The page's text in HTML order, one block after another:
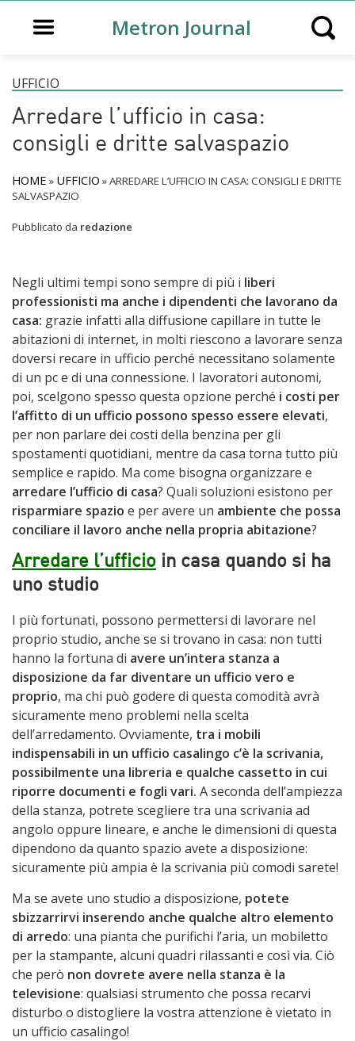
Open main menuMetron Journal Open
UFFICIO
Arredare l’ufficio in casa:
consigli e dritte salvaspazio
HOME » UFFICIO »ARREDARE L’UFFICIO IN CASA: CONSIGLI E DRITTE
SALVASPAZIO
Pubblicato da redazione
Negli ultimi tempi sono sempre di più i liberi
professionisti ma anche i dipendenti che lavorano da
casa: grazie infatti alla diffusione capillare in tutte le
abitazioni di internet, in molti riescono a lavorare senza
doversi recare in ufficio perché necessitano solamente
di un pc e di una connessione. I lavoratori autonomi,
poi, scelgono spesso questa opzione perché i costi per
l’affitto di un ufficio possono spesso essere elevati,
per non parlare dei costi della benzina per gli
spostamenti quotidiani, mentre da casa torna tutto più
semplice e rapido. Ma come bisogna organizzare e
arredare l’ufficio di casa? Quali soluzioni esistono per
risparmiare spazio e per avere un ambiente che possa
conciliare il lavoro anche nella propria abitazione?
Arredare l’ufficio in casa quando si ha
uno studio
I più fortunati, possono permettersi di lavorare nel
proprio studio, anche se si trovano in casa: non tutti
hanno la fortuna di avere un’intera stanza a
disposizione da far diventare un ufficio vero e
proprio, ma chi può godere di questa comodità avrà
sicuramente meno problemi nella scelta
dell’arredamento. Ovviamente, tra i mobili
indispensabili in un ufficio casalingo c’è la scrivania,
possibilmente una libreria e qualche cassetto in cui
riporre documenti e fogli vari. A seconda dell’ampiezza
della stanza, potrete scegliere tra una scrivania ad
angolo oppure lineare, e anche le dimensioni di questa
dipendono da quanto spazio avete a disposizione:
sicuramente più ampia è la scrivania più comodi sarete!
Ma se avete uno studio a disposizione, potete
sbizzarrirvi inserendo anche qualche altro elemento
di arredo: una pianta che purifichi l’aria, un mobiletto
per la stampante, alcuni quadri rilassanti e così via. Ciò
che però non dovrete avere nella stanza è la
televisione: qualsiasi strumento che possa recarvi
disturbo o distogliere la vostra attenzione è vietato in
un ufficio casalingo!